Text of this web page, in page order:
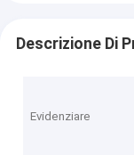
Descrizione Di
Evidenziare